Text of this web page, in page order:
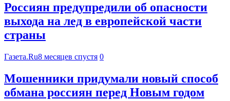
Россиян предупредили об опасности
выхода на лед в европейской части
страны
Газета.Ru8 месяцев спустя 0
Мошенники придумали новый способ
обмана россиян перед Новым годом